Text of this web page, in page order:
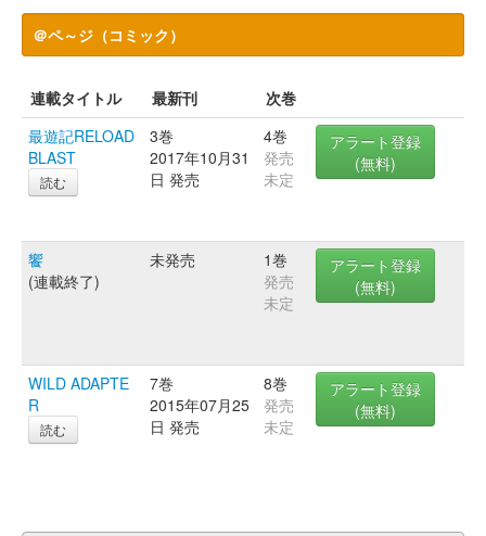
＠ペ～ジ（コミック）
連載タイトル 最新刊
次巻
最遊記RELOAD
BLAST
読む
3巻
2017年10月31
日 発売
4巻
発売
未定
アラート登録
(無料)
饗
(連載終了)
未発売
1巻
発売
未定
アラート登録
(無料)
WILD ADAPTE
R
読む
7巻
2015年07月25
日 発売
8巻
発売
未定
アラート登録
(無料)